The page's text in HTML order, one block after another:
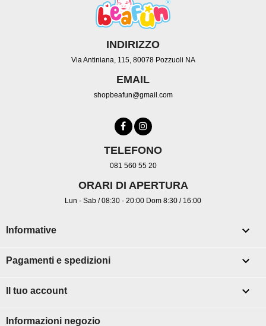
INDIRIZZO
Via Antiniana, 115, 80078 Pozzuoli NA
EMAIL
shopbeafun@gmail.com
TELEFONO
081 560 55 20
ORARI DI APERTURA
Lun - Sab / 08:30 - 20:00 Dom 8:30 / 16:00
Informative 
Pagamenti e spedizioni 
Il tuo account 
Informazioni negozio